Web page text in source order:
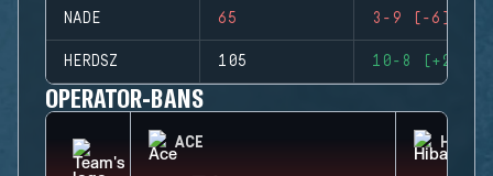
NADE 65 3-9 (-6)
HERDSZ 105 10-8 (+2)
OPERATOR-BANS
ACE